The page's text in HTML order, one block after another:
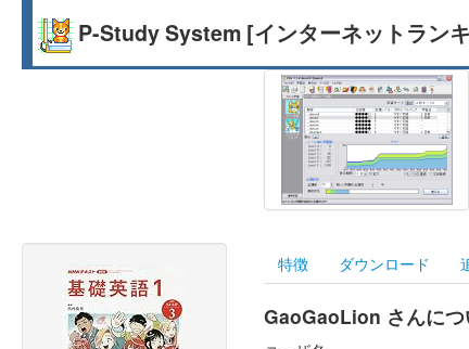
P-Study System [インターネットラン
特徴 ダウンロード
GaoGaoLion さんにつ